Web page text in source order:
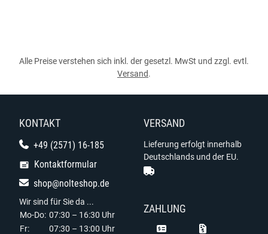
Alle Preise verstehen sich inkl. der gesetzl. MwSt und zzgl. evtl.
Versand.
KONTAKT
+49 (2571) 16-185
Kontaktformular
shop@nolteshop.de
Wir sind für Sie da ...
Mo-Do: 07:30 – 16:30 Uhr
Fr:
07:30 – 13:00 Uhr
VERSAND
Lieferung erfolgt innerhalb
Deutschlands und der EU.
ZAHLUNG